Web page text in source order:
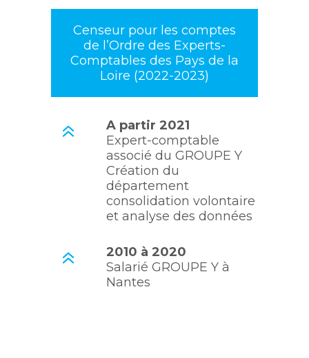
Censeur pour les comptes
de l’Ordre des Experts-
Comptables des Pays de la
Loire (2022-2023)
A partir 2021
Expert-comptable
associé du GROUPE Y
Création du
département
consolidation volontaire
et analyse des données
2010 à 2020
Salarié GROUPE Y à
Nantes